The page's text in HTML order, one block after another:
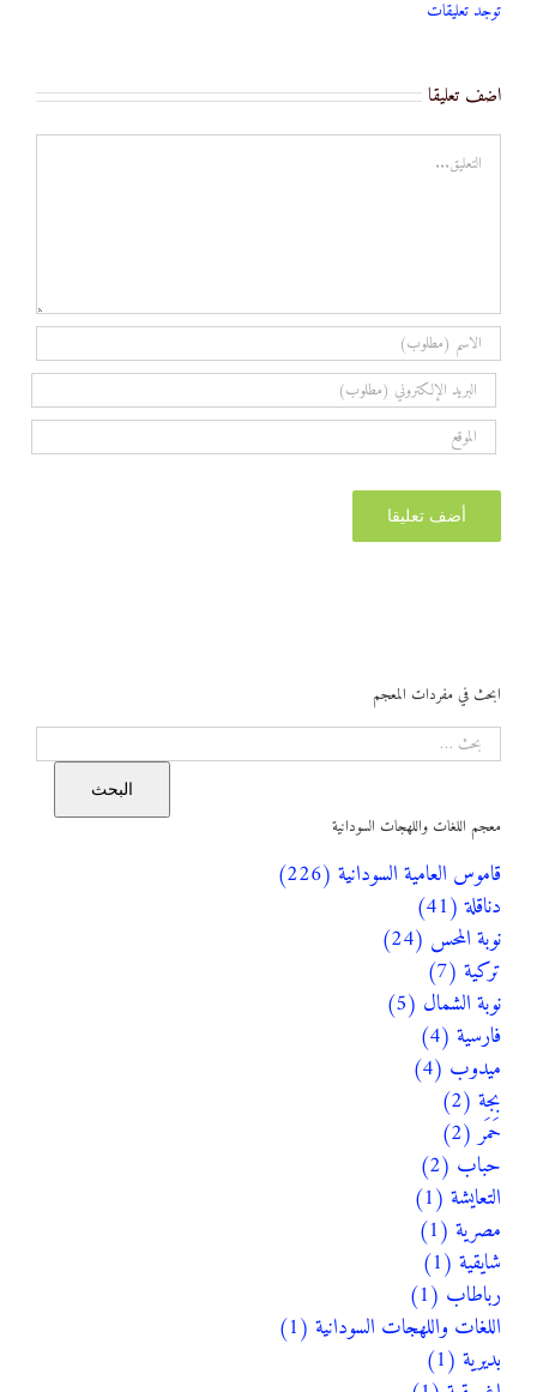
تعليق
البحث
البحث
قاموس العامية السودانية (226)
دناقلة (41)
نوبة المحس (24)
تركية (7)
نوبة الشمال (5)
فارسية (4)
ميدوب (4)
بجة (2)
حَمَر (2)
حباب (2)
التعايشة (1)
مصرية (1)
شايقية (1)
رباطاب (1)
اللغات واللهجات السودانية (1)
بديرية (1)
إغريقية (1)